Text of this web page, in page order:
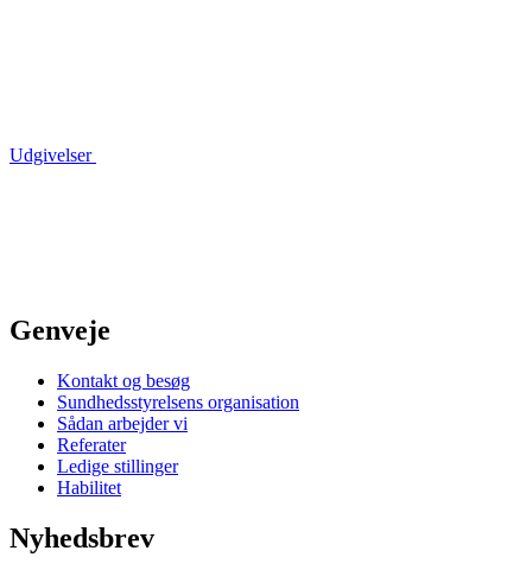
Udgivelser
Genveje
Kontakt og besøg
Sundhedsstyrelsens organisation
Sådan arbejder vi
Referater
Ledige stillinger
Habilitet
Nyhedsbrev